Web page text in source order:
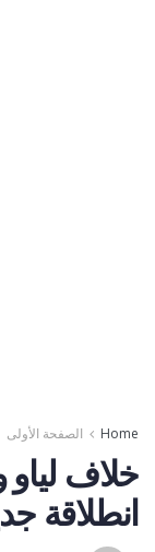
Home الصفحة الأولى
خلاف
انطلاقة